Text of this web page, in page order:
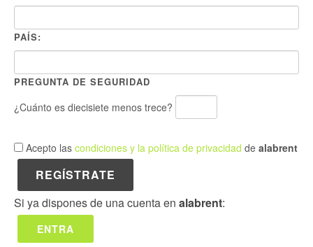
PAÍS:
PREGUNTA DE SEGURIDAD
¿Cuánto es diecisiete menos trece?
Acepto las condiciones y la política de privacidad de alabrent
REGÍSTRATE
Si ya dispones de una cuenta en alabrent:
ENTRA